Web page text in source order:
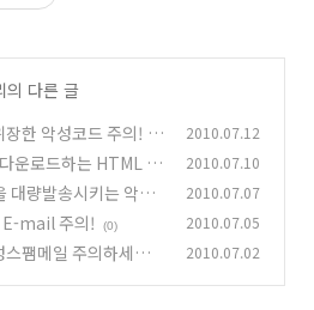
의 다른 글
한 악성코드 주의! -
화 적용파일.exe
(0)
2010.07.12
운로드하는 HTML 첨
2010.07.10
대량발송시키는 악성
2010.07.07
E-mail 주의! (0) 2010.07.05
의 악성스팸메일 주의하세요! 2010.07.02